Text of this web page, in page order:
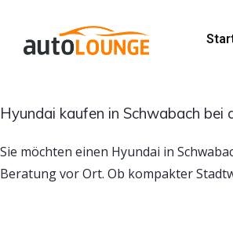
Hyundai kaufen in Schwabach bei
Sie möchten einen Hyundai in
Beratung vor Ort. Ob kompakter